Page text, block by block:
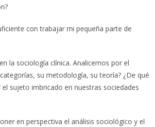
con trabajar mi pequeña parte de
la sociología clínica. Analicemos por el
su metodología, su teoría? ¿De qué
sujeto imbricado en nuestras sociedades
en perspectiva el análisis sociológico y el